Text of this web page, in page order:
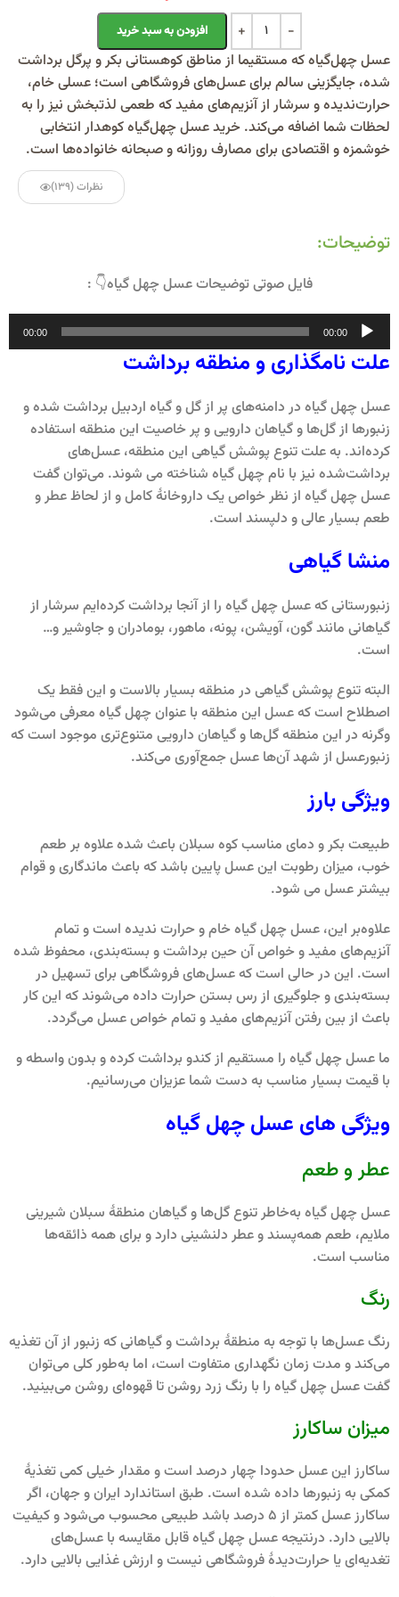
افزودن به سبد خرید
Alternative:
عسل چهل‌گیاه که مستقیما از مناطق کوهستانی بکر و پرگل برداشت
شده، جایگزینی سالم برای عسل‌های فروشگاهی است؛ عسلی خام،
حرارت‌ندیده و سرشار از آنزیم‌های مفید که طعمی لذتبخش نیز را به
لحظات شما اضافه می‌کند. خرید عسل چهل‌گیاه کوهدار انتخابی
خوشمزه و اقتصادی برای مصارف روزانه و صبحانه خانواده‌ها است.
نظرات (139)
توضیحات:
فایل صوتی توضیحات عسل چهل گیاه👇 :
پخش‌کننده
صوت
00:00
00:00
علت نامگذاری و منطقه برداشت
عسل چهل گیاه در دامنه‌های پر از گل و گیاه اردبیل برداشت شده و
زنبورها از گل‌ها و گیاهان دارویی و پر خاصیت این منطقه استفاده
کرده‌اند. به علت تنوع پوشش گیاهی این منطقه، عسل‌های
برداشت‌شده نیز با نام چهل گیاه شناخته می شوند. می‌توان گفت
عسل چهل گیاه از نظر خواص یک داروخانۀ کامل و از لحاظ عطر و
طعم بسیار عالی و دلپسند است.
منشا گیاهی
زنبورستانی که عسل چهل گیاه را از آنجا برداشت کرده‌ایم سرشار از
گیاهانی مانند گون، آویشن، پونه، ماهور، بومادران و جاوشیر و…
است.
البته تنوع پوشش گیاهی در منطقه بسیار بالاست و این فقط یک
اصطلاح است که عسل این منطقه با عنوان چهل گیاه معرفی می‌شود
وگرنه در این منطقه گل‌ها و گیاهان دارویی متنوع‌تری موجود است که
زنبورعسل از شهد آن‌ها عسل جمع‌آوری می‌کند.
ویژگی بارز
طبیعت بکر و دمای مناسب کوه سبلان باعث شده علاوه بر طعم
خوب، میزان رطوبت این عسل پایین باشد که باعث ماندگاری و قوام
بیشتر عسل می شود.
علاوه‌بر این، عسل چهل گیاه خام و حرارت ندیده است و تمام
آنزیم‌های مفید و خواص آن حین برداشت و بسته‌بندی، محفوظ شده
است. این در حالی است که عسل‌های فروشگاهی برای تسهیل در
بسته‌بندی و جلوگیری از رس بستن حرارت داده می‌شوند که این کار
باعث از بین رفتن آنزیم‌های مفید و تمام خواص عسل می‌گردد.
ما عسل چهل گیاه را مستقیم از کندو برداشت کرده و بدون واسطه و
با قیمت بسیار مناسب به دست شما عزیزان می‌رسانیم.
ویژگی های عسل چهل گیاه
عطر و طعم
عسل چهل گیاه به‌خاطر تنوع گل‌ها و گیاهان منطقۀ سبلان شیرینی
ملایم، طعم همه‌پسند و عطر دلنشینی دارد و برای همه ذائقه‌ها
مناسب است.
رنگ
رنگ عسل‌ها با توجه به منطقۀ برداشت و گیاهانی که زنبور از آن تغذیه
می‌کند و مدت زمان نگهداری متفاوت است، اما به‌طور کلی می‌توان
گفت عسل چهل گیاه را با رنگ زرد روشن تا قهوه‌ای روشن می‌بینید.
میزان ساکارز
ساکارز این عسل حدودا چهار درصد است و مقدار خیلی کمی تغذیۀ
کمکی به زنبورها داده شده است. طبق استاندارد ایران و جهان، اگر
ساکارز عسل کمتر از 5 درصد باشد طبیعی محسوب می‌شود و کیفیت
بالایی دارد. درنتیجه عسل چهل‌ گیاه قابل مقایسه با عسل‌های
تغدیه‌ای یا حرارت‌دیدۀ فروشگاهی نیست و ارزش غذایی بالایی دارد.